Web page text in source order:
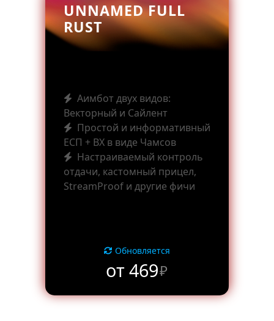
UNNAMED FULL
RUST
Аимбот двух видов:
Векторный и Сайлент
Простой и информативный
ЕСП + ВХ в виде Чамсов
Настраиваемый контроль
отдачи, кастомный прицел,
StreamProof и другие фичи
Обновляется
от 469₽